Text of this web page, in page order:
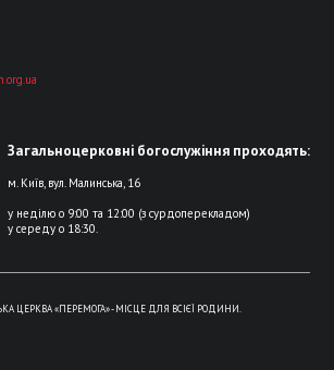
Загальноцерковні богослужіння проходять:
м. Київ, вул. Малинська, 16
у неділю о 9:00 та 12:00 (з сурдоперекладом)
у середу о 18:30.
ЦЕРКВА «ПЕРЕМОГА» - МІСЦЕ ДЛЯ ВСІЄЇ РОДИНИ.